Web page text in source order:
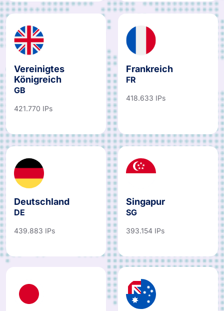
Vereinigtes
Königreich
GB
421.770 IPs
Frankreich
FR
418.633 IPs
Deutschland
DE
439.883 IPs
Singapur
SG
393.154 IPs